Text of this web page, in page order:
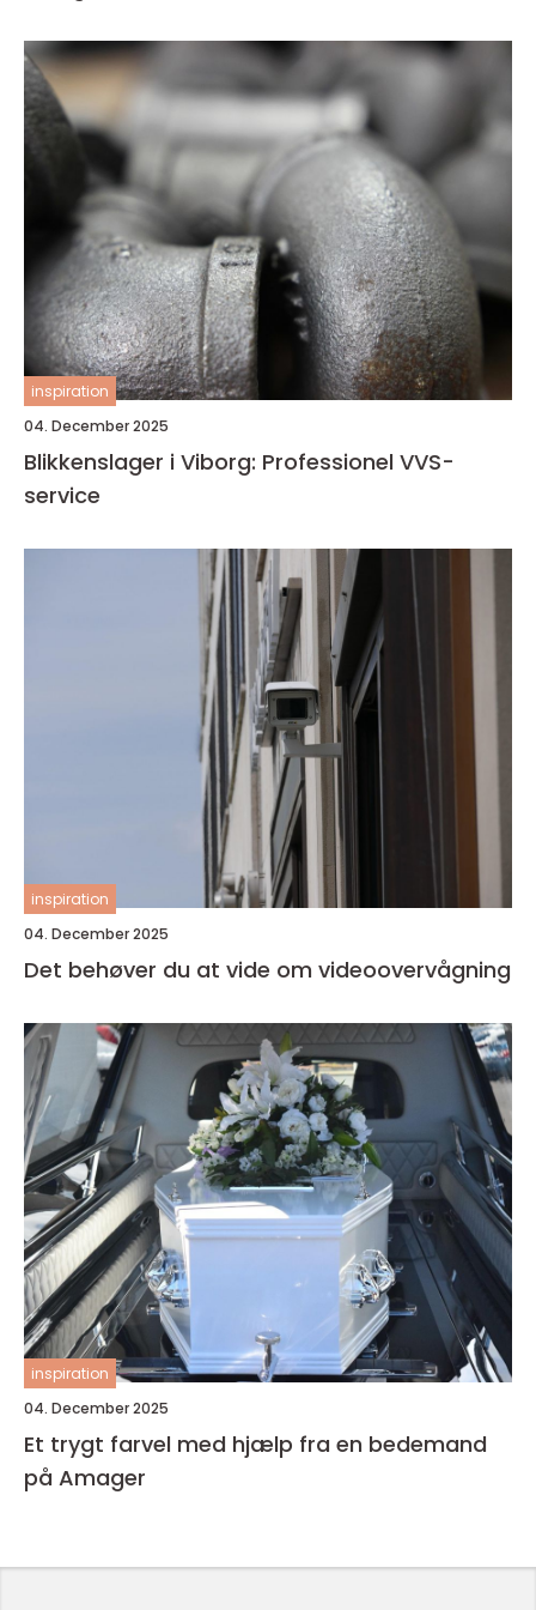
inspiration
04. December 2025
Blikkenslager i Viborg: Professionel VVS-
service
inspiration
04. December 2025
Det behøver du at vide om videoovervågning
inspiration
04. December 2025
Et trygt farvel med hjælp fra en bedemand
på Amager